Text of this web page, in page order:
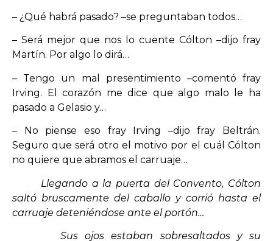
– ¿Qué habrá pasado? –se preguntaban todos…
– Será mejor que nos lo cuente Cólton –dijo fray
Martín. Por algo lo dirá…
– Tengo un mal presentimiento –comentó fray
Irving. El corazón me dice que algo malo le ha
pasado a Gelasio y…
– No piense eso fray Irving –dijo fray Beltrán.
Seguro que será otro el motivo por el cuál Cólton
no quiere que abramos el carruaje…
Llegando a la puerta del Convento, Cólton
saltó bruscamente del caballo y corrió hasta el
carruaje deteniéndose ante el portón…
Sus ojos estaban sobresaltados y su